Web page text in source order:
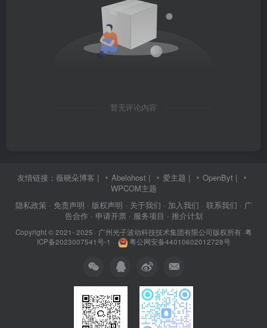
暂无评论内容
友情链接： 薇晓朵博客 | Abelohost | 爱主题 | OpenByt |
WPCOM主题
隐私政策 · 免责声明 · 版权声明 · 关于我们 · 加入我们 · 联系我们 · 广
告合作 · 申请开票 · 服务项目 · 推介计划
Copyright © 2021- 2025 · 广州光子波动科技技术集团有限公司版权所有·粤
ICP备2023007541号-1 · 粤公网安备44010602012728号